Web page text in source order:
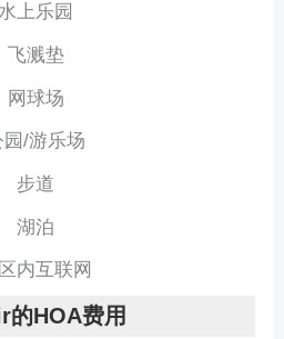
上乐园
飞溅垫
网球场
园/游乐场
步道
湖泊
内互联网
的HOA费用